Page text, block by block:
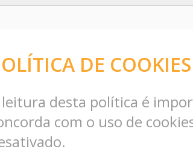
DE COOKIES
desta política é
com o uso de